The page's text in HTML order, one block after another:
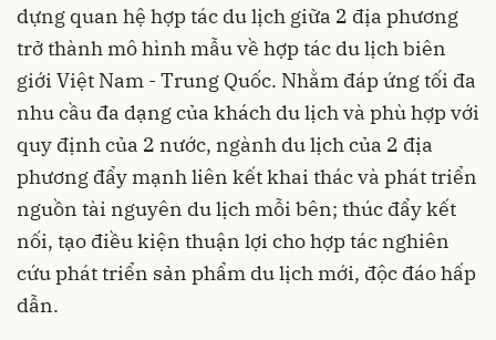
dựng quan hệ hợp tác du lịch giữa 2 địa phương
trở thành mô hình mẫu về hợp tác du lịch biên
giới Việt Nam - Trung Quốc. Nhằm đáp ứng tối đa
nhu cầu đa dạng của khách du lịch và phù hợp với
quy định của 2 nước, ngành du lịch của 2 địa
phương đẩy mạnh liên kết khai thác và phát triển
nguồn tài nguyên du lịch mỗi bên; thúc đẩy kết
nối, tạo điều kiện thuận lợi cho hợp tác nghiên
cứu phát triển sản phẩm du lịch mới, độc đáo hấp
dẫn.